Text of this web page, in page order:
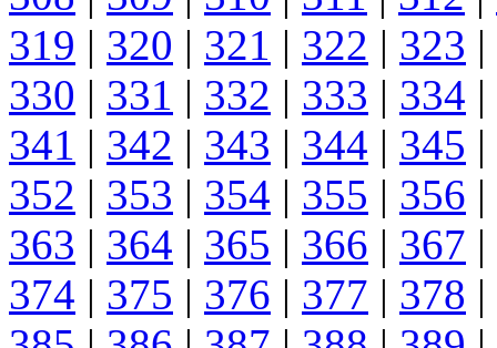
319 | 320 | 321 | 322 | 323 |
330 | 331 | 332 | 333 | 334 |
341 | 342 | 343 | 344 | 345 |
352 | 353 | 354 | 355 | 356 |
363 | 364 | 365 | 366 | 367 |
374 | 375 | 376 | 377 | 378 |